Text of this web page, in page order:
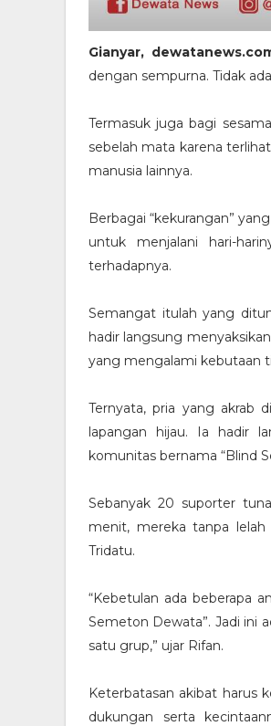
Gianyar,
dengan sempurna. Tidak
Termasuk juga bagi
sebelah mata karena
manusia lainnya.
Berbagai “kekurangan”
untuk menjalani hari-
terhadapnya.
Semangat itulah yang
hadir langsung
yang mengalami kebutaan
Ternyata, pria yang akrab
lapangan hijau. Ia hadir
komunitas bernama “Blind
Sebanyak 20 suporter
menit, mereka tanpa
Tridatu.
“Kebetulan ada beberapa
Semeton Dewata”. Jadi ini
satu grup,” ujar Rifan.
Keterbatasan akibat harus
dukungan serta